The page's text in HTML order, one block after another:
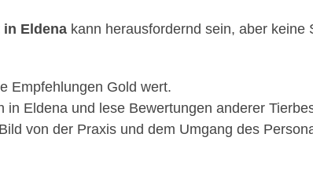
in Eldena kann herausfordernd sein, aber
Empfehlungen Gold wert.
in Eldena und lese Bewertungen anderer
von der Praxis und dem Umgang des